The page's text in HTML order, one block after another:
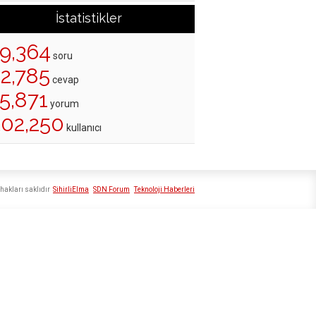
İstatistikler
soru
cevap
yorum
kullanıcı
SihirliElma SDN Forum Teknoloji Haberleri
saklıdır